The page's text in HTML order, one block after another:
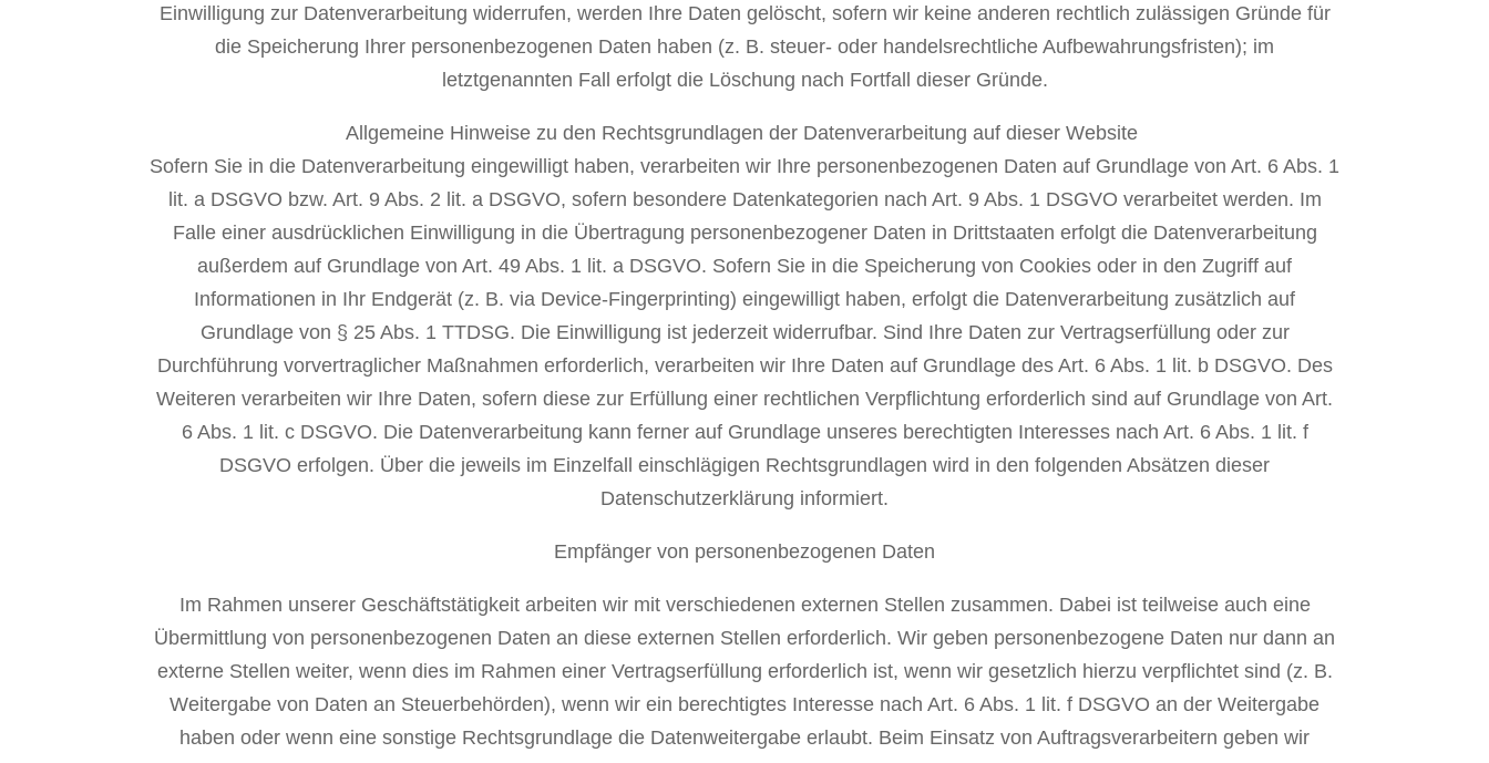
Einwilligung zur Datenverarbeitung widerrufen, werden Ihre Daten gelöscht, sofern wir keine anderen rechtlich zulässigen Gründe für
die Speicherung Ihrer personenbezogenen Daten haben (z. B. steuer- oder handelsrechtliche Aufbewahrungsfristen); im
letztgenannten Fall erfolgt die Löschung nach Fortfall dieser Gründe.
Allgemeine Hinweise zu den Rechtsgrundlagen der Datenverarbeitung auf dieser Website
Sofern Sie in die Datenverarbeitung eingewilligt haben, verarbeiten wir Ihre personenbezogenen Daten auf Grundlage von Art. 6 Abs. 1
lit. a DSGVO bzw. Art. 9 Abs. 2 lit. a DSGVO, sofern besondere Datenkategorien nach Art. 9 Abs. 1 DSGVO verarbeitet werden. Im
Falle einer ausdrücklichen Einwilligung in die Übertragung personenbezogener Daten in Drittstaaten erfolgt die Datenverarbeitung
außerdem auf Grundlage von Art. 49 Abs. 1 lit. a DSGVO. Sofern Sie in die Speicherung von Cookies oder in den Zugriff auf
Informationen in Ihr Endgerät (z. B. via Device-Fingerprinting) eingewilligt haben, erfolgt die Datenverarbeitung zusätzlich auf
Grundlage von § 25 Abs. 1 TTDSG. Die Einwilligung ist jederzeit widerrufbar. Sind Ihre Daten zur Vertragserfüllung oder zur
Durchführung vorvertraglicher Maßnahmen erforderlich, verarbeiten wir Ihre Daten auf Grundlage des Art. 6 Abs. 1 lit. b DSGVO. Des
Weiteren verarbeiten wir Ihre Daten, sofern diese zur Erfüllung einer rechtlichen Verpflichtung erforderlich sind auf Grundlage von Art.
6 Abs. 1 lit. c DSGVO. Die Datenverarbeitung kann ferner auf Grundlage unseres berechtigten Interesses nach Art. 6 Abs. 1 lit. f
DSGVO erfolgen. Über die jeweils im Einzelfall einschlägigen Rechtsgrundlagen wird in den folgenden Absätzen dieser
Datenschutzerklärung informiert.
Empfänger von personenbezogenen Daten
Im Rahmen unserer Geschäftstätigkeit arbeiten wir mit verschiedenen externen Stellen zusammen. Dabei ist teilweise auch eine
Übermittlung von personenbezogenen Daten an diese externen Stellen erforderlich. Wir geben personenbezogene Daten nur dann an
externe Stellen weiter, wenn dies im Rahmen einer Vertragserfüllung erforderlich ist, wenn wir gesetzlich hierzu verpflichtet sind (z. B.
Weitergabe von Daten an Steuerbehörden), wenn wir ein berechtigtes Interesse nach Art. 6 Abs. 1 lit. f DSGVO an der Weitergabe
haben oder wenn eine sonstige Rechtsgrundlage die Datenweitergabe erlaubt. Beim Einsatz von Auftragsverarbeitern geben wir